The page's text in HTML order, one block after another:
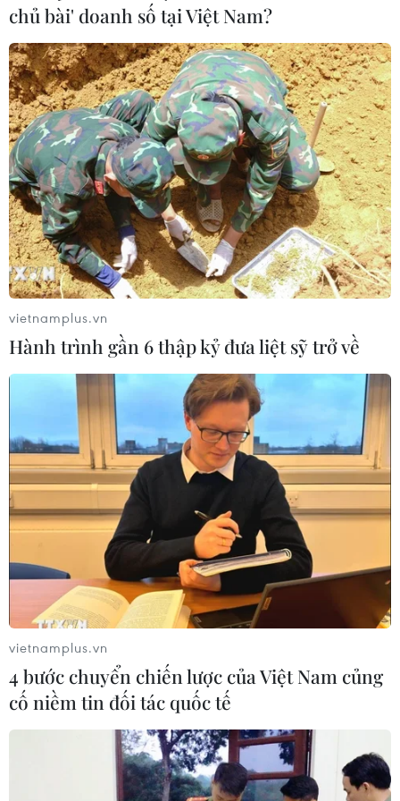
chủ bài' doanh số tại Việt Nam?
vietnamplus.vn
Hành trình gần 6 thập kỷ đưa liệt sỹ trở về
vietnamplus.vn
4 bước chuyển chiến lược của Việt Nam củng
cố niềm tin đối tác quốc tế